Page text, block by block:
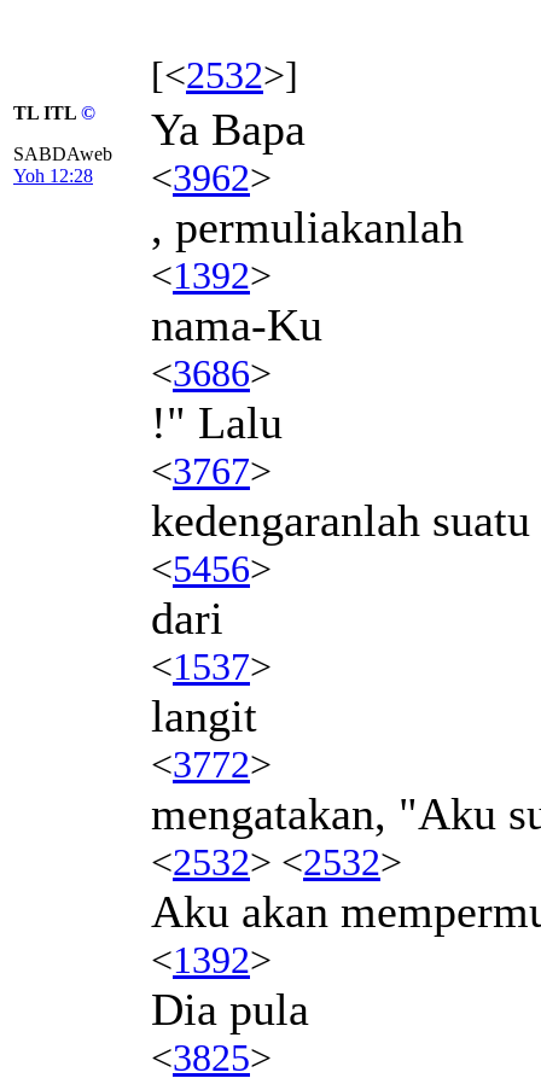
[<2532>]
TL ITL ©
SABDAweb
Yoh 12:28
Ya Bapa
<3962>
, permuliakanlah
<1392>
nama-Ku
<3686>
!" Lalu
<3767>
kedengaranlah suatu
<5456>
dari
<1537>
langit
<3772>
mengatakan, "Aku
<2532> <2532>
Aku akan
<1392>
Dia pula
<3825>